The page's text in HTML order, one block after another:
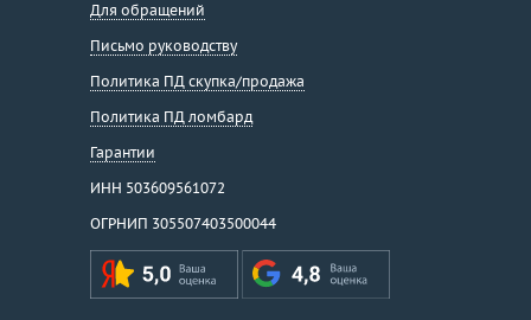
Для обращений
Письмо руководству
Политика ПД скупка/продажа
Политика ПД ломбард
Гарантии
ИНН 503609561072
ОГРНИП 305507403500044